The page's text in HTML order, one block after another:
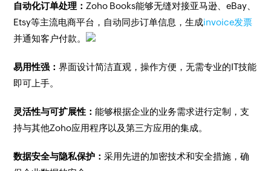
自动化订单处理： Zoho Books能够无缝对接亚马逊、eBay、
Etsy等主流电商平台，自动同步订单信息，生成invoice发票
并通知客户付款。
易用性强：界面设计简洁直观，操作方便，无需专业的IT技能
即可上手。
灵活性与可扩展性：能够根据企业的业务需求进行定制，支
持与其他Zoho应用程序以及第三方应用的集成。
数据安全与隐私保护：采用先进的加密技术和安全措施，确